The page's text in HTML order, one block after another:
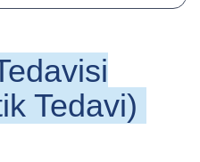
Tedavi)